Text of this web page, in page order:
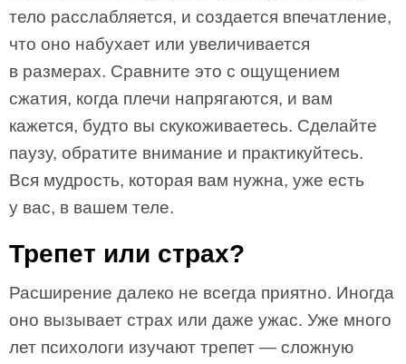
тело расслабляется, и создается впечатление,
что оно набухает или увеличивается
в размерах. Сравните это с ощущением
сжатия, когда плечи напрягаются, и вам
кажется, будто вы скукоживаетесь. Сделайте
паузу, обратите внимание и практикуйтесь.
Вся мудрость, которая вам нужна, уже есть
у вас, в вашем теле.
Трепет или страх?
Расширение далеко не всегда приятно. Иногда
оно вызывает страх или даже ужас. Уже много
лет психологи изучают трепет — сложную